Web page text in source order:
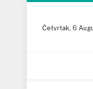
Četvrtak, 6